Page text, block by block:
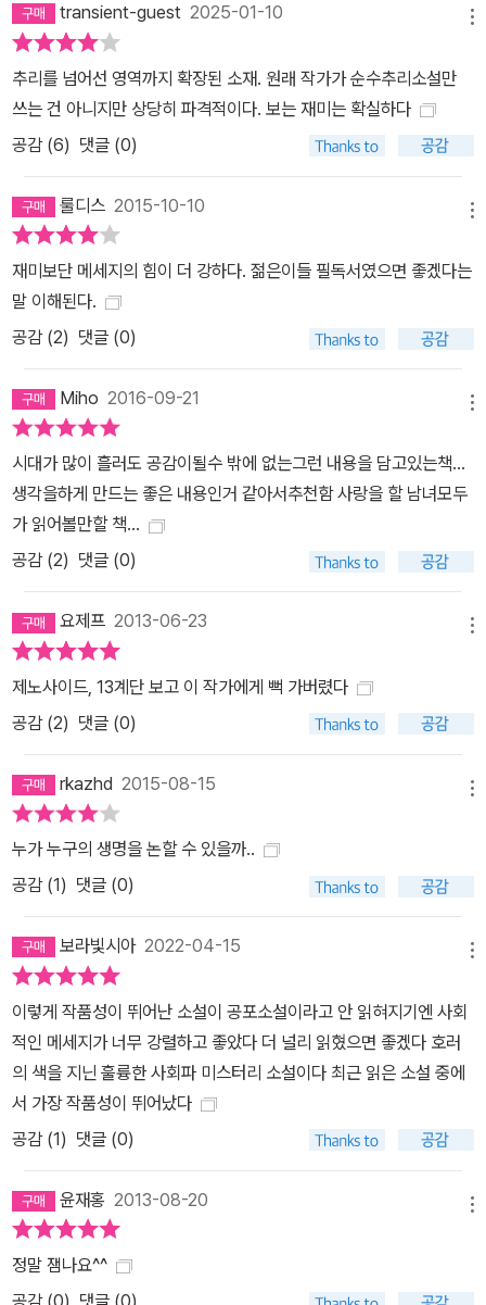
transient-guest 2025-01-10
추리를 넘어선 영역까지 확장된 소재. 원래 작가가 순수추리소설만
쓰는 건 아니지만 상당히 파격적이다. 보는 재미는 확실하다
공감 (6) 댓글 (0)
룰디스 2015-10-10
재미보단 메세지의 힘이 더 강하다. 젊은이들 필독서였으면 좋겠다는
말 이해된다.
공감 (2) 댓글 (0)
Miho 2016-09-21
시대가 많이 흘러도 공감이될수 밖에 없는그런 내용을 담고있는책...
생각을하게 만드는 좋은 내용인거 같아서추천함 사랑을 할 남녀모두
가 읽어볼만할 책...
공감 (2) 댓글 (0)
요제프 2013-06-23
제노사이드, 13계단 보고 이 작가에게 뻑 가버렸다
공감 (2) 댓글 (0)
rkazhd 2015-08-15
누가 누구의 생명을 논할 수 있을까..
공감 (1) 댓글 (0)
보라빛시아2022-04-15
이렇게 작품성이 뛰어난 소설이 공포소설이라고 안 읽혀지기엔 사회
적인 메세지가 너무 강렬하고 좋았다 더 널리 읽혔으면 좋겠다 호러
의 색을 지닌 훌륭한 사회파 미스터리 소설이다 최근 읽은 소설 중에
서 가장 작품성이 뛰어났다
공감 (1) 댓글 (0)
윤재홍 2013-08-20
정말 잼나요^^